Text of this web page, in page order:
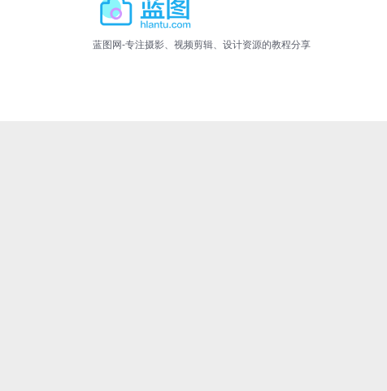
蓝图网-专注摄影、视频剪辑、设计资源的教程分享